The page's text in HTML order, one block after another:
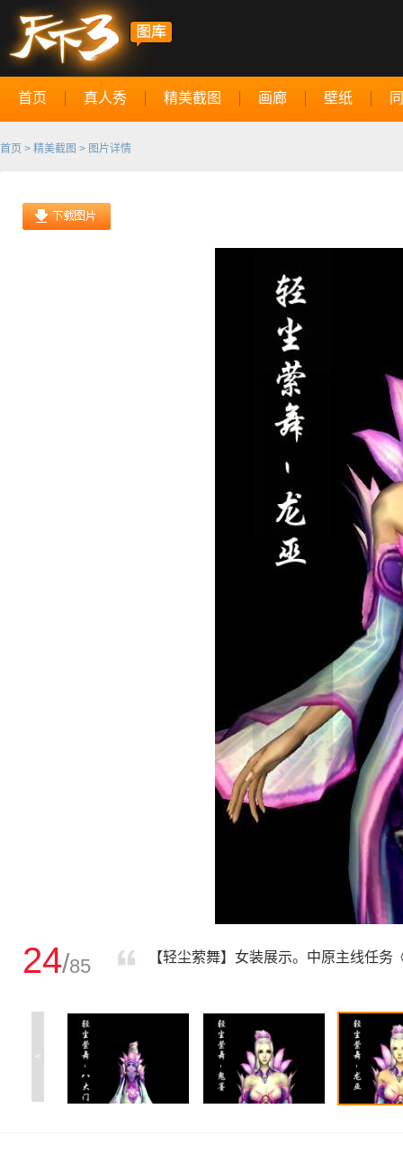
首页 真人秀 精美截图 画廊 壁纸
首页 > 精美截图 > 图片详情
24/85 【轻尘萦舞】女装展示。中原主线任务
<